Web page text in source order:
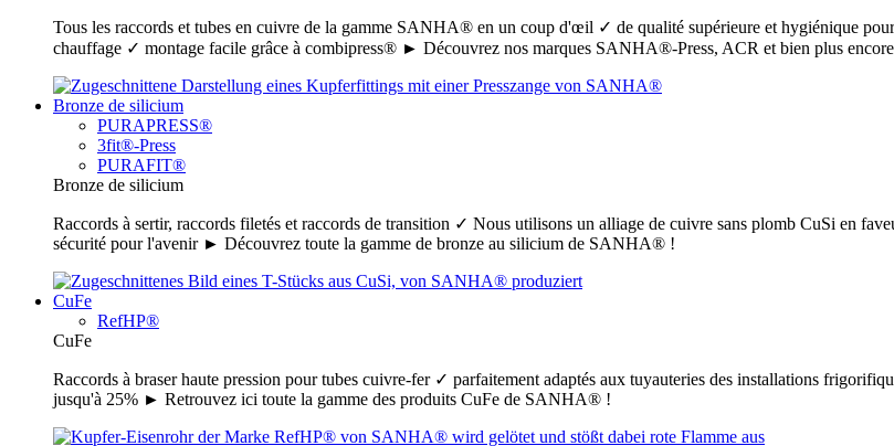
Tous les raccords et tubes en cuivre de la gamme SANHA® en un coup d'œil ✓ de qualité supérieure et hygiénique
chauffage ✓ montage facile grâce à combipress® ► Découvrez nos marques SANHA®-Press, ACR et bien plus
Bronze de silicium
PURAPRESS®
3fit®-Press
PURAFIT®
Bronze de silicium
Raccords à sertir, raccords filetés et raccords de transition ✓ Nous utilisons un alliage de cuivre sans plomb CuSi en
sécurité pour l'avenir ► Découvrez toute la gamme de bronze au silicium de SANHA® !
CuFe
RefHP®
CuFe
Raccords à braser haute pression pour tubes cuivre-fer ✓ parfaitement adaptés aux tuyauteries des installations
jusqu'à 25% ► Retrouvez ici toute la gamme des produits CuFe de SANHA® !